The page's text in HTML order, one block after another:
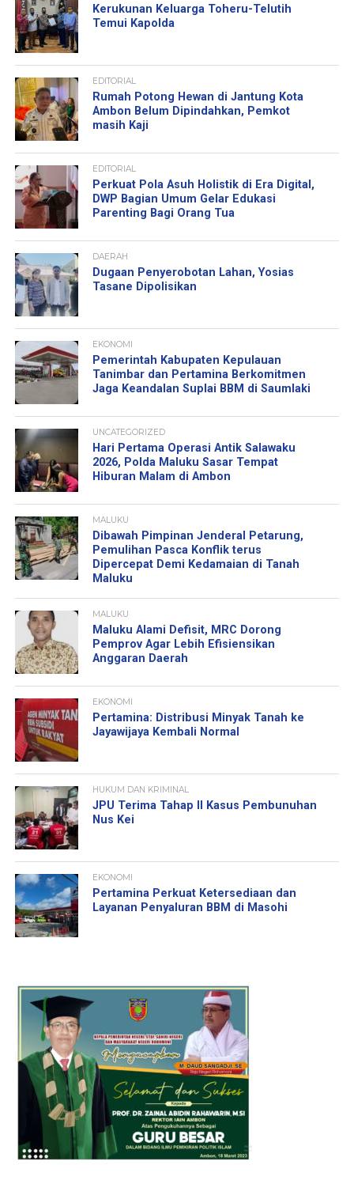
Kerukunan Keluarga Toheru-Telutih
Temui Kapolda
EDITORIAL
Rumah Potong Hewan di Jantung Kota
Ambon Belum Dipindahkan, Pemkot
masih Kaji
EDITORIAL
Perkuat Pola Asuh Holistik di Era Digital,
DWP Bagian Umum Gelar Edukasi
Parenting Bagi Orang Tua
DAERAH
Dugaan Penyerobotan Lahan, Yosias
Tasane Dipolisikan
EKONOMI
Pemerintah Kabupaten Kepulauan
Tanimbar dan Pertamina Berkomitmen
Jaga Keandalan Suplai BBM di Saumlaki
UNCATEGORIZED
Hari Pertama Operasi Antik Salawaku
2026, Polda Maluku Sasar Tempat
Hiburan Malam di Ambon
MALUKU
Dibawah Pimpinan Jenderal Petarung,
Pemulihan Pasca Konflik terus
Dipercepat Demi Kedamaian di Tanah
Maluku
MALUKU
Maluku Alami Defisit, MRC Dorong
Pemprov Agar Lebih Efisiensikan
Anggaran Daerah
EKONOMI
Pertamina: Distribusi Minyak Tanah ke
Jayawijaya Kembali Normal
HUKUM DAN KRIMINAL
JPU Terima Tahap II Kasus Pembunuhan
Nus Kei
EKONOMI
Pertamina Perkuat Ketersediaan dan
Layanan Penyaluran BBM di Masohi